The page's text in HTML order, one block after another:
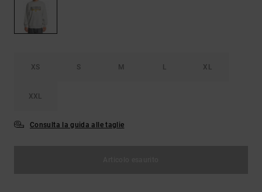
le FAQ
XS S M L XL
XXL
Consulta la guida alle taglie